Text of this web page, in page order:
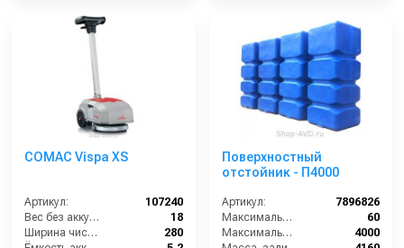
COMAC Vispa XS
Артикул:
107240
Вес без аккумуляторов (кг):
18
Ширина чистки щёток (мм):
280
Поверхностный
отстойник - П4000
Артикул:
7896826
Максимальная температура жидкости (°C):
60
Максимальный объем (л):
4000